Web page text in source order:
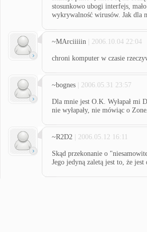
stosunkowo ubogi interfejs,
wykrywalność wirusów. Jak dla
~MArciiiiin | 2006.10.04 22:04
chroni komputer w czasie
~bognes | 2006.05.31 23:57
Dla mnie jest O.K. Wyłapał mi
nie wyłapały, nie mówiąc o
~R2D2 | 2006.05.12 16:11
Skąd przekonanie o
Jego jedyną zaletą jest to, że jest